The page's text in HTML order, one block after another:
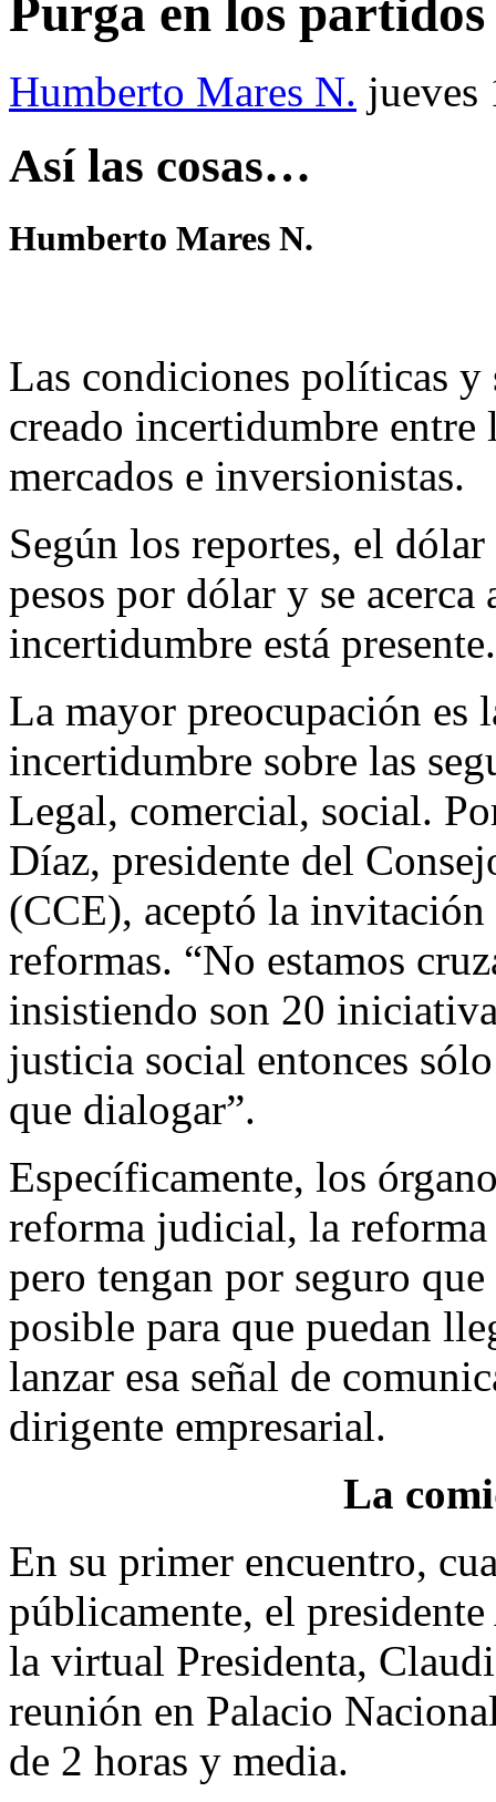
Purga en los
Humberto Mares N. jueves
Así las cosas…
Humberto Mares N.
Las condiciones políticas y
creado incertidumbre entre
mercados e inversionistas.
Según los reportes, el
pesos por dólar y se
incertidumbre está presente.
La mayor preocupación es
incertidumbre sobre las
Legal, comercial, social.
Díaz, presidente del
(CCE), aceptó la
reformas. “No estamos
insistiendo son 20
justicia social entonces
que dialogar”.
Específicamente, los
reforma judicial, la
pero tengan por seguro
posible para que puedan
lanzar esa señal de
dirigente empresarial.
La
En su primer encuentro,
públicamente, el
la virtual Presidenta,
reunión en Palacio
de 2 horas y media.